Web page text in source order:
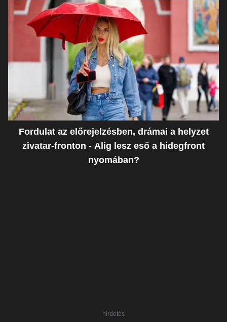
Fordulat az előrejelzésben, drámai a helyzet
zivatar-fronton - Alig lesz eső a hidegfront
nyomában?
hirdetés